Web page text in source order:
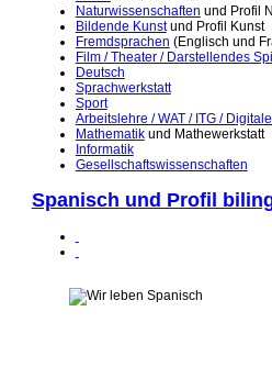
Naturwissenschaften und Profil
Bildende Kunstund Profil Kunst
Fremdsprachen (Englisch und
Film / Theater / Darstellendes
Deutsch
Sprachwerkstatt
Sport
Arbeitslehre / WAT / ITG /
Mathematik und Mathewerkstatt
Informatik
Gesellschaftswissenschaften
Spanisch und Profil